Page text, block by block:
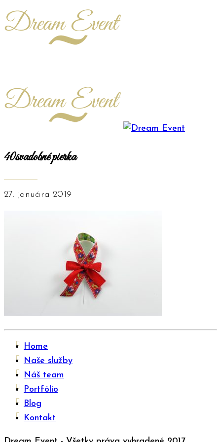
40svadobné pierka
27. januára 2019
Home
Naše služby
Náš team
Portfólio
Blog
Kontakt